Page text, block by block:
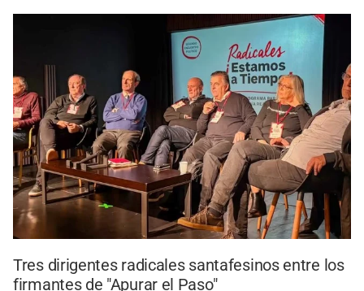
Tres dirigentes radicales santafesinos entre los
firmantes de "Apurar el Paso"